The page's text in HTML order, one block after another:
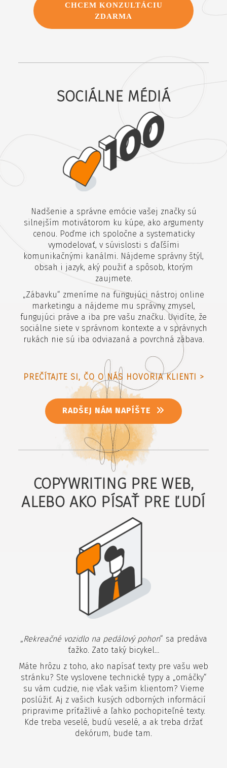
CHCEM KONZULTÁCIU
ZDARMA
SOCIÁLNE MÉDIÁ
Nadšenie a správne emócie vašej značky sú
silnejším motivátorom ku kúpe, ako argumenty
cenou. Poďme ich spoločne a systematicky
vymodelovať, v súvislosti s ďaľšími
komunikačnými kanálmi. Nájdeme správny štýl,
obsah i jazyk, aký použiť a spôsob, ktorým
zaujmete.
„Zábavku“ zmeníme na fungujúci nástroj online
marketingu a nájdeme mu správny zmysel,
fungujúci práve a iba pre vašu značku. Uvidíte, že
sociálne siete v správnom kontexte a v správnych
rukách nie sú iba odviazaná a povrchná zábava.
PREČÍTAJTE SI, ČO O NÁS HOVORIA KLIENTI >
RADŠEJ NÁM NAPÍŠTE
COPYWRITING PRE WEB,
ALEBO AKO PÍSAŤ PRE ĽUDÍ
„Rekreačné vozidlo na pedálový pohon“ sa predáva
ťažko. Zato taký bicykel…
Máte hrôzu z toho, ako napísať texty pre vašu web
stránku? Ste vyslovene technické typy a „omáčky“
su vám cudzie, nie však vašim klientom? Vieme
poslúžiť. Aj z vašich kusých odborných informácií
pripravime príťažlivé a ľahko pochopiteľné texty.
Kde treba veselé, budú veselé, a ak treba držať
dekórum, bude tam.